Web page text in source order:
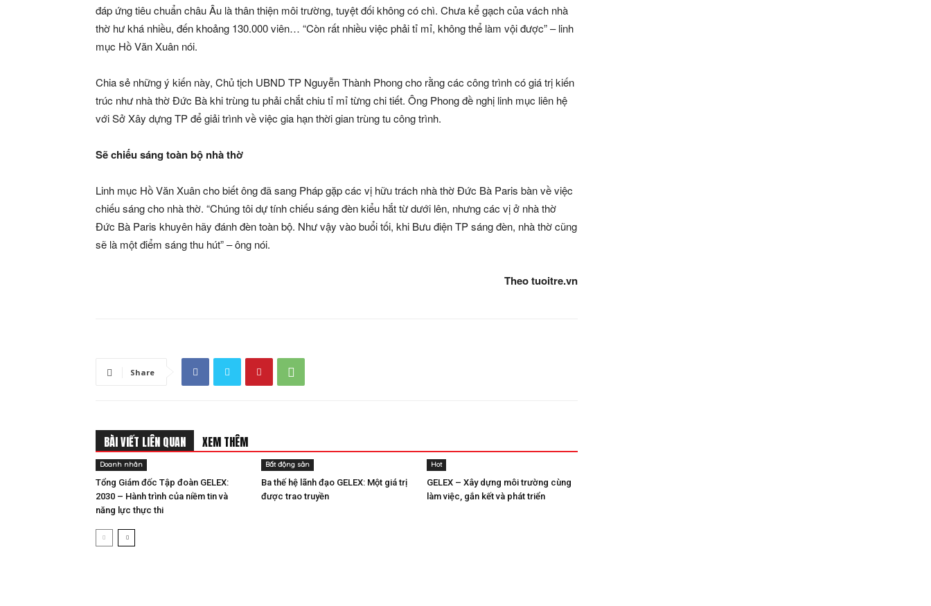
đáp ứng tiêu chuẩn châu Âu là thân thiện môi trường, tuyệt đối không có chì. Chưa kể gạch của vách nhà
thờ hư khá nhiều, đến khoảng 130.000 viên… “Còn rất nhiều việc phải tỉ mỉ, không thể làm vội được” – linh
mục Hồ Văn Xuân nói.
Chia sẻ những ý kiến này, Chủ tịch UBND TP Nguyễn Thành Phong cho rằng các công trình có giá trị kiến
trúc như nhà thờ Đức Bà khi trùng tu phải chắt chiu tỉ mỉ từng chi tiết. Ông Phong đề nghị linh mục liên hệ
với Sở Xây dựng TP để giải trình về việc gia hạn thời gian trùng tu công trình.
Sẽ chiếu sáng toàn bộ nhà thờ
Linh mục Hồ Văn Xuân cho biết ông đã sang Pháp gặp các vị hữu trách nhà thờ Đức Bà Paris bàn về việc
chiếu sáng cho nhà thờ. “Chúng tôi dự tính chiếu sáng đèn kiểu hắt từ dưới lên, nhưng các vị ở nhà thờ
Đức Bà Paris khuyên hãy đánh đèn toàn bộ. Như vậy vào buổi tối, khi Bưu điện TP sáng đèn, nhà thờ cũng
sẽ là một điểm sáng thu hút” – ông nói.
Theo tuoitre.vn
Share
BÀI VIẾT LIÊN QUAN XEM THÊM
Doanh nhân
Tổng Giám đốc Tập đoàn GELEX:
2030 – Hành trình của niềm tin và
năng lực thực thi
Bất động sản
Ba thế hệ lãnh đạo GELEX: Một giá trị
được trao truyền
Hot
GELEX – Xây dựng môi trường cùng
làm việc, gắn kết và phát triển